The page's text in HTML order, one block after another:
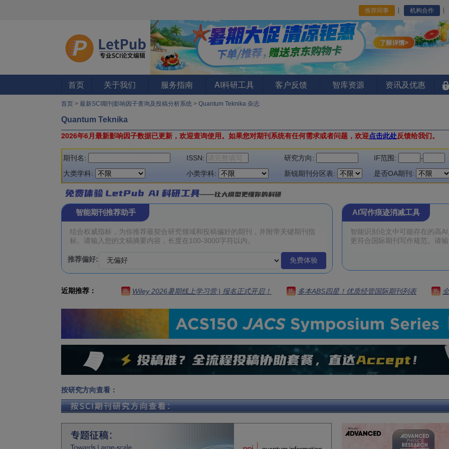
推荐同事 机构合作
首页 关于我们 服务指南 AI科研工具 客户反馈 智库资源 资讯及优惠
首页 > 最新SCI期刊影响因子查询及投稿分析系统 > Quantum Teknika 杂志
Quantum Teknika
2026年6月最新影响因子数据已更新，欢迎查询使用。 如果您对期刊系统有任何需求或者问题，欢迎点击此处反馈给我们。
期刊名: ISSN: 研究方向: IF范围:
-
大类学科:
小类学科: 新锐期刊分区表: 是否OA期刊:
智能期刊推荐助手
推荐偏好: 免费体验
AI写作痕迹消减工具
近期推荐： 热 Wiley 2026暑期线上学习营 | 报名正式开启！ 热 多本ABS四星！优质经管国际期刊列表 热
按研究方向查看：